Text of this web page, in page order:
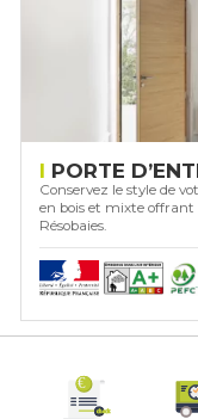
PORTE
Conservez le style de
en bois et mixte
Résobaies.